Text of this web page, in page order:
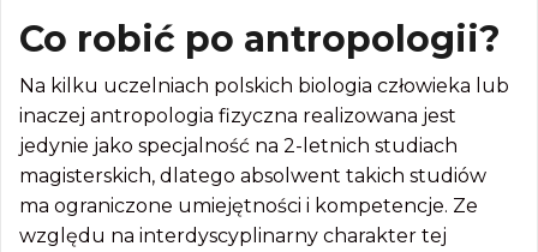
Co robić po antropologii?
Na kilku uczelniach polskich biologia człowieka lub
inaczej antropologia fizyczna realizowana jest
jedynie jako specjalność na 2-letnich studiach
magisterskich, dlatego absolwent takich studiów
ma ograniczone umiejętności i kompetencje. Ze
względu na interdyscyplinarny charakter tej